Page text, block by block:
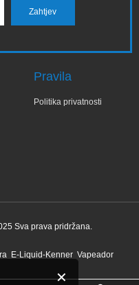
Pravila
Politika privatnosti
Sva prava pridržana.
E-Liquid-Kenner Vapeador
✕